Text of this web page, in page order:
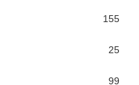
155
25
99